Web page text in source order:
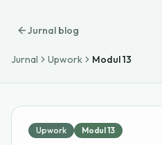
Jurnal blog
Jurnal Upwork Modul13
Upwork Modul13